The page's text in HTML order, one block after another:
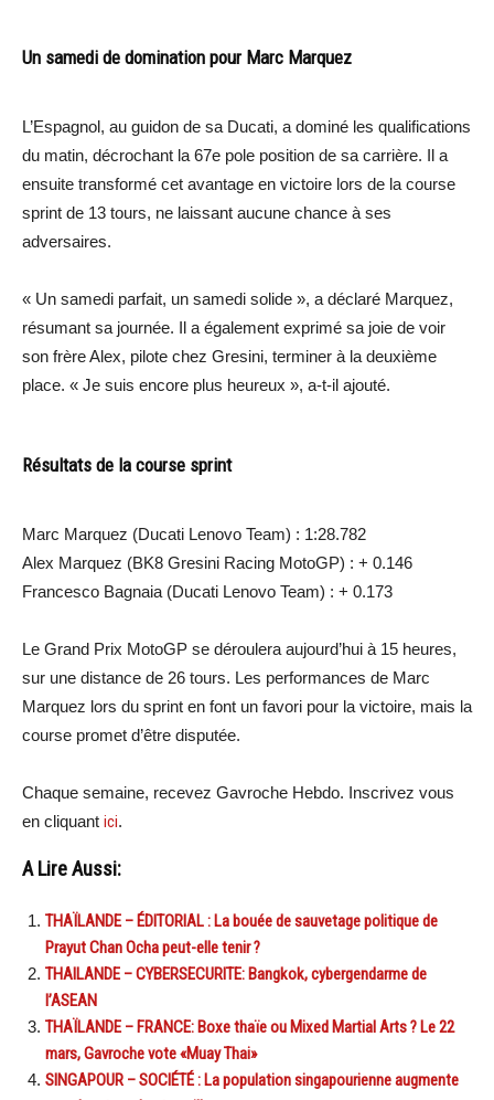
Un samedi de domination pour Marc Marquez
L’Espagnol, au guidon de sa Ducati, a dominé les qualifications
du matin, décrochant la 67e pole position de sa carrière. Il a
ensuite transformé cet avantage en victoire lors de la course
sprint de 13 tours, ne laissant aucune chance à ses
adversaires.
« Un samedi parfait, un samedi solide », a déclaré Marquez,
résumant sa journée. Il a également exprimé sa joie de voir
son frère Alex, pilote chez Gresini, terminer à la deuxième
place. « Je suis encore plus heureux », a-t-il ajouté.
Résultats de la course sprint
Marc Marquez (Ducati Lenovo Team) : 1:28.782
Alex Marquez (BK8 Gresini Racing MotoGP) : + 0.146
Francesco Bagnaia (Ducati Lenovo Team) : + 0.173
Le Grand Prix MotoGP se déroulera aujourd’hui à 15 heures,
sur une distance de 26 tours. Les performances de Marc
Marquez lors du sprint en font un favori pour la victoire, mais la
course promet d’être disputée.
Chaque semaine, recevez Gavroche Hebdo. Inscrivez vous
en cliquant ici.
A Lire Aussi:
THAÏLANDE – ÉDITORIAL : La bouée de sauvetage politique de
Prayut Chan Ocha peut-elle tenir ?
THAILANDE – CYBERSECURITE: Bangkok, cybergendarme de
l’ASEAN
THAÏLANDE – FRANCE: Boxe thaïe ou Mixed Martial Arts ? Le 22
mars, Gavroche vote «Muay Thai»
SINGAPOUR – SOCIÉTÉ : La population singapourienne augmente